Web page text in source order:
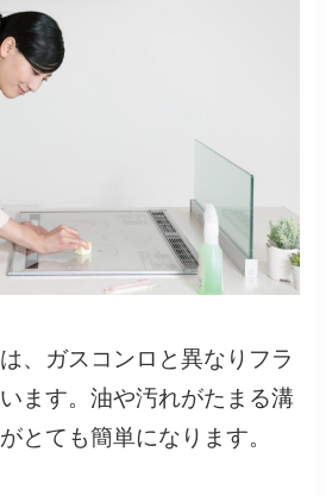
、ガスコンロと異なりフラ
ます。油や汚れがたまる溝
とても簡単になります。